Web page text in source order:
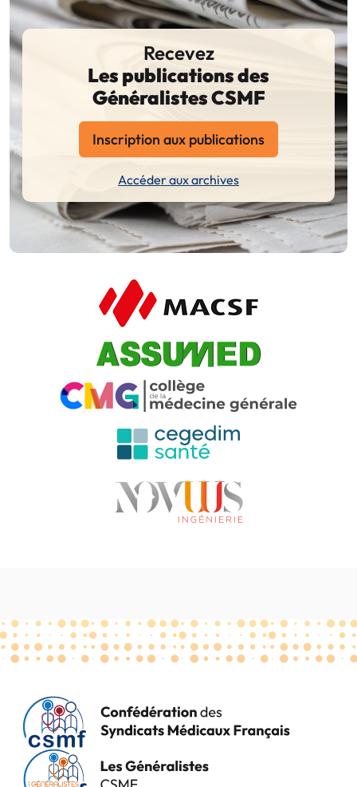
Recevez
Les publications des
Généralistes CSMF
Inscription aux publications
Accéder aux archives